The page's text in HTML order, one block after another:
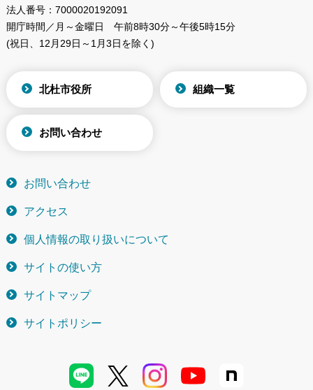
法人番号： 7000020192091
開庁時間／月～金曜日
午前8時30分～午後5時15分
(祝日、12月29日～1月3日を除く)
北杜市役所 組織一覧
お問い合わせ
お問い合わせ
アクセス
個人情報の取り扱いについて
サイトの使い方
サイトマップ
サイトポリシー